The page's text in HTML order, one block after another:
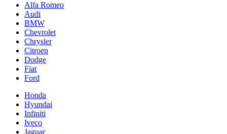
Alfa Romeo
Audi
BMW
Chevrolet
Chrysler
Citroen
Dodge
Fiat
Ford
Honda
Hyundai
Infiniti
Iveco
Jaguar